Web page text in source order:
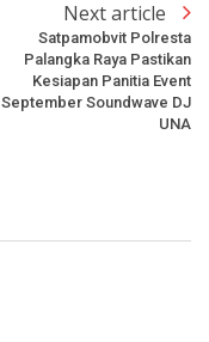
Next article
Satpamobvit Polresta
Palangka Raya Pastikan
Kesiapan Panitia Event
September Soundwave DJ
UNA